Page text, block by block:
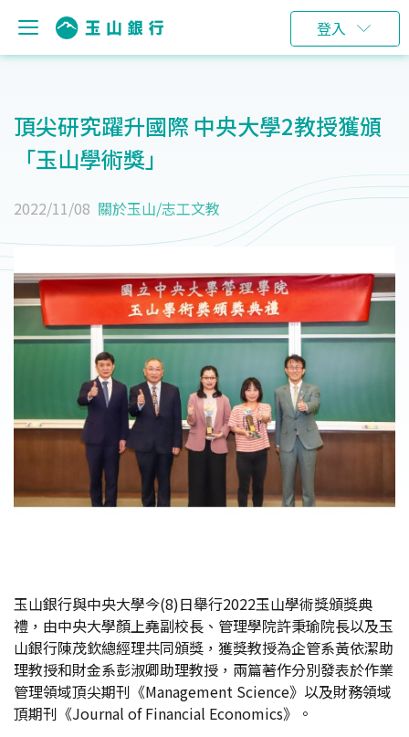
登入
頂尖研究躍升國際 中央大學2教授獲頒
「玉山學術獎」
2022/11/08 關於玉山/志工文教
玉山銀行與中央大學今(8)日舉行2022玉山學術獎頒獎典
禮，由中央大學顏上堯副校長、管理學院許秉瑜院長以及玉
山銀行陳茂欽總經理共同頒獎，獲獎教授為企管系黃依潔助
理教授和財金系彭淑卿助理教授，兩篇著作分別發表於作業
管理領域頂尖期刊《Management Science》以及財務領域
頂期刊《Journal of Financial Economics》。